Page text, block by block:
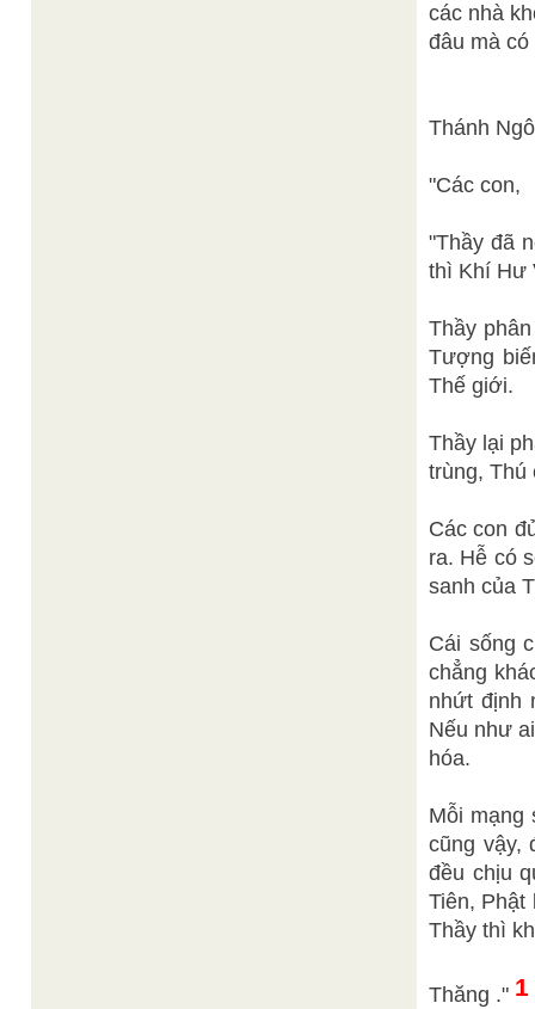
các nhà
đâu mà có
Thánh
"Các con,
"Thầy đã
thì Khí Hư
Thầy
Tượng
Thế giới.
Thầy lại
trùng, Thú
Các con
ra. Hễ có
sanh của
Cái sống
chẳng
nhứt định
Nếu như
hóa.
Mỗi mạng
cũng vậy,
đều chịu
Tiên, Phật
Thầy thì
Thăng ." 1